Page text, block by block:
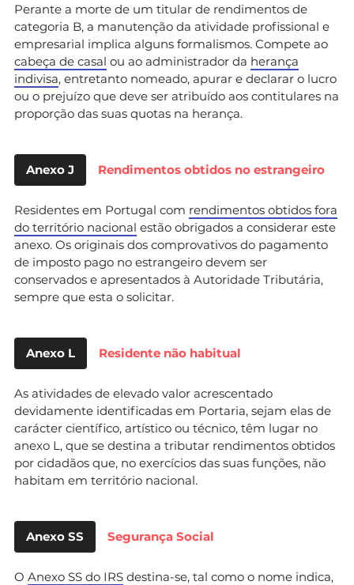
Perante a morte de um titular de rendimentos de
categoria B, a manutenção da atividade profissional e
empresarial implica alguns formalismos. Compete ao
cabeça de casal ou ao administrador da herança
indivisa, entretanto nomeado, apurar e declarar o lucro
ou o prejuízo que deve ser atribuído aos contitulares na
proporção das suas quotas na herança.
Anexo J Rendimentos obtidos no estrangeiro
Residentes em Portugal com rendimentos obtidos fora
do território nacional estão obrigados a considerar este
anexo. Os originais dos comprovativos do pagamento
de imposto pago no estrangeiro devem ser
conservados e apresentados à Autoridade Tributária,
sempre que esta o solicitar.
Anexo L Residente não habitual
As atividades de elevado valor acrescentado
devidamente identificadas em Portaria, sejam elas de
carácter científico, artístico ou técnico, têm lugar no
anexo L, que se destina a tributar rendimentos obtidos
por cidadãos que, no exercícios das suas funções, não
habitam em território nacional.
Anexo SS Segurança Social
O Anexo SS do IRS destina-se, tal como o nome indica,